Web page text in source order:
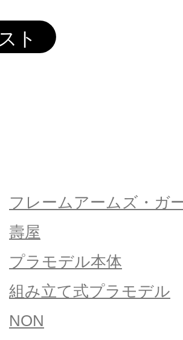
フレームアームズ・ガ
壽屋
プラモデル本体
組み立て式プラモデル
NON